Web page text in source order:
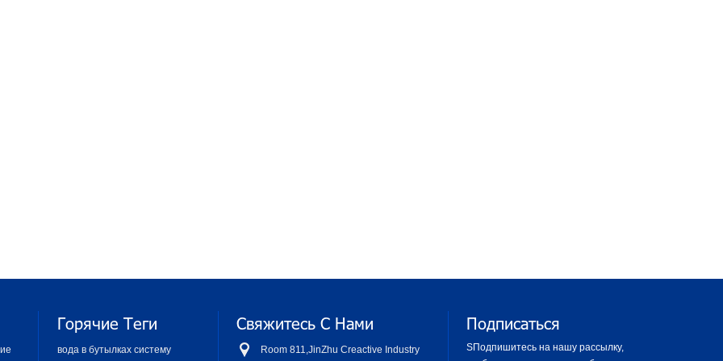
Горячие Теги
вода в бутылках систему
Свяжитесь С Нами
Room 811,JinZhu Creactive Industry
Подписаться
SПодпишитесь на нашу рассылку,